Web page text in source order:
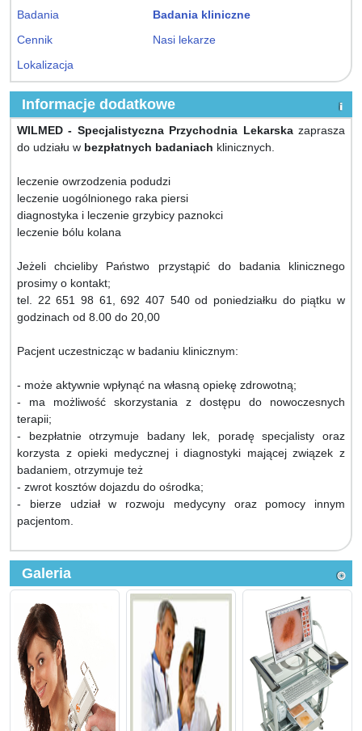
Badania
Badania kliniczne
Cennik
Nasi lekarze
Lokalizacja
Informacje dodatkowe
WILMED - Specjalistyczna Przychodnia Lekarskazaprasza
do udziału w bezpłatnych badaniach klinicznych.
leczenie owrzodzenia podudzi
leczenie uogólnionego raka piersi
diagnostyka i leczenie grzybicy paznokci
leczenie bólu kolana
Jeżeli chcieliby Państwo przystąpić do badania klinicznego
prosimy o kontakt;
tel. 22 651 98 61, 692 407 540 od poniedziałku do piątku w
godzinach od 8.00 do 20,00
Pacjent uczestnicząc w badaniu klinicznym:
- może aktywnie wpłynąć na własną opiekę zdrowotną;
- ma możliwość skorzystania z dostępu do nowoczesnych
terapii;
- bezpłatnie otrzymuje badany lek, poradę specjalisty oraz
korzysta z opieki medycznej i diagnostyki mającej związek z
badaniem, otrzymuje też
- zwrot kosztów dojazdu do ośrodka;
- bierze udział w rozwoju medycyny oraz pomocy innym
pacjentom.
Galeria